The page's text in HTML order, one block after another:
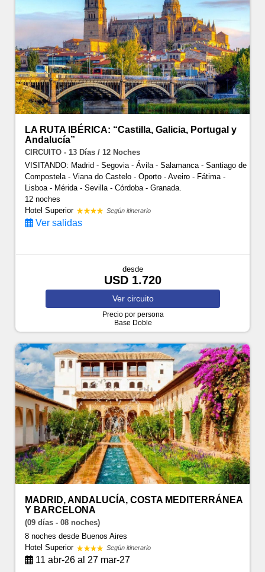
LA RUTA IBÉRICA: “Castilla, Galicia, Portugal y
Andalucía”
CIRCUITO - 13 Días / 12 Noches
VISITANDO: Madrid - Segovia - Ávila - Salamanca - Santiago de
Compostela - Viana do Castelo - Oporto - Aveiro - Fátima -
Lisboa - Mérida - Sevilla - Córdoba - Granada.
12 noches
Hotel Superior
Según itinerario
Ver salidas
desde
USD 1.720
Ver circuito
Precio por persona
Base Doble
MADRID, ANDALUCÍA, COSTA MEDITERRÁNEA
Y BARCELONA
(09 días - 08 noches)
8 nochesdesde Buenos Aires
Hotel Superior
Según itinerario
11 abr-26 al 27 mar-27